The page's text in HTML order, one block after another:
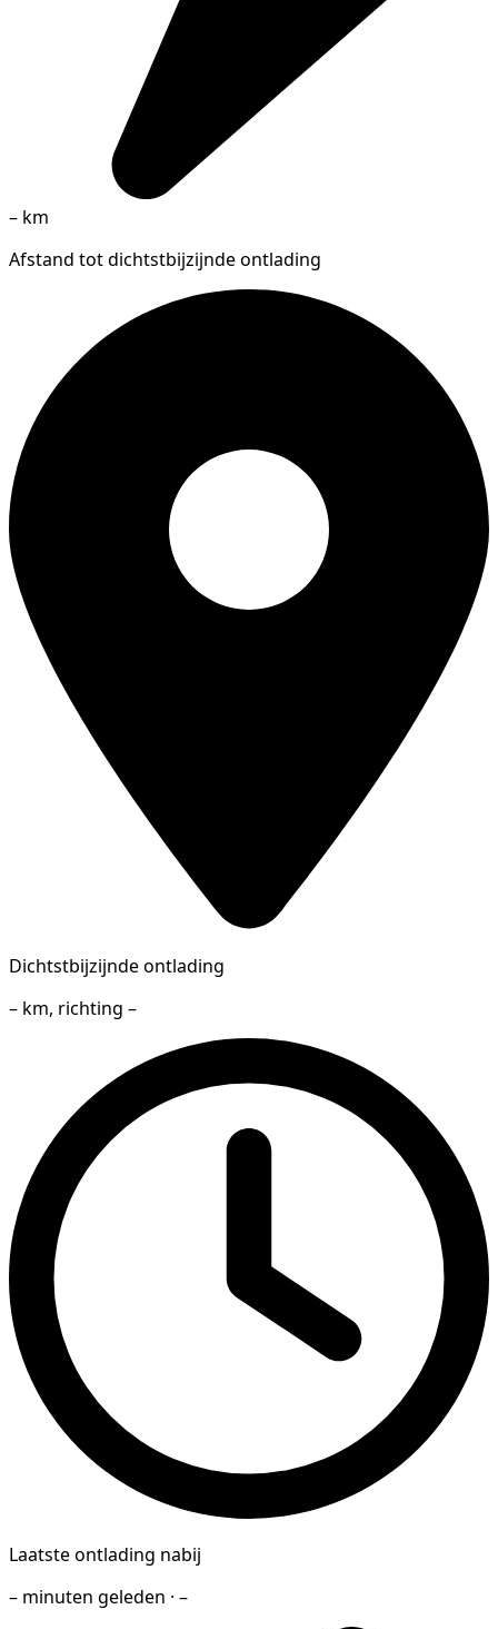
– km
Afstand tot dichtstbijzijnde ontlading
Dichtstbijzijnde ontlading
– km, richting –
Laatste ontlading nabij
– minuten geleden · –